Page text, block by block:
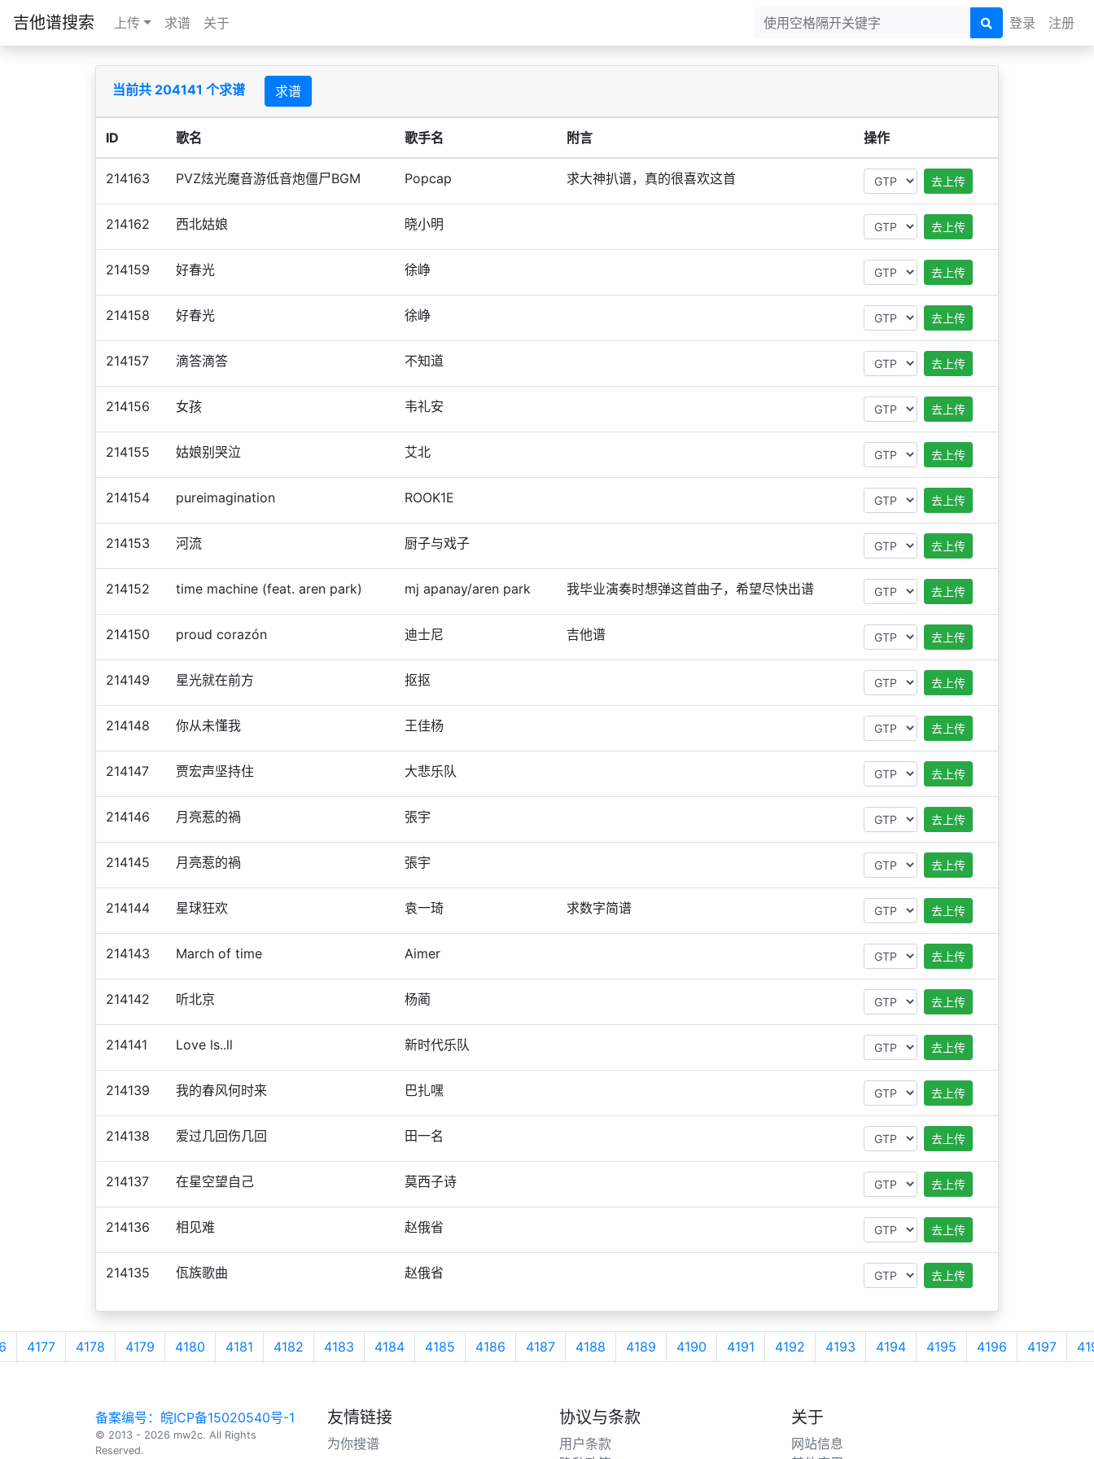
吉他谱搜索 上传 求谱 关于 登录 注册
当前共 204141 个求谱 求谱
ID 歌名 歌手名 附言 操作
214163 PVZ炫光魔音游低音炮僵尸BGM Popcap 求大神扒谱，真的很喜欢这首 去上传
214162 西北姑娘 晓小明 去上传
214159 好春光 徐峥 去上传
214158 好春光 徐峥 去上传
214157 滴答滴答 不知道 去上传
214156 女孩 韦礼安 去上传
214155 姑娘别哭泣 艾北 去上传
214154 pureimagination ROOK1E 去上传
214153 河流 厨子与戏子 去上传
214152 time machine (feat. aren park) mj apanay/aren park 我毕业演奏时想弹这首曲子，希望尽快出谱 去上传
214150 proud corazón 迪士尼 吉他谱 去上传
214149 星光就在前方 抠抠 去上传
214148 你从未懂我 王佳杨 去上传
214147 贾宏声坚持住 大悲乐队 去上传
214146 月亮惹的禍 張宇 去上传
214145 月亮惹的禍 張宇 去上传
214144 星球狂欢 袁一琦 求数字简谱 去上传
214143 March of time Aimer 去上传
214142 听北京 杨蔺 去上传
214141 Love ls..ll 新时代乐队 去上传
214139 我的春风何时来 巴扎嘿 去上传
214138 爱过几回伤几回 田一名 去上传
214137 在星空望自己 莫西子诗 去上传
214136 相见难 赵俄省 去上传
214135 佤族歌曲 赵俄省 去上传
4177 4178 4179 4180 4181 4182 4183 4184 4185 4186 4187 4188 4189 4190 4191 4192 4193 4194 4195 4196 4197
备案编号：皖ICP备15020540号-1
© 2013 - 2026 mw2c. All Rights
Reserved.
友情链接
为你搜谱
协议与条款
用户条款
关于
网站信息